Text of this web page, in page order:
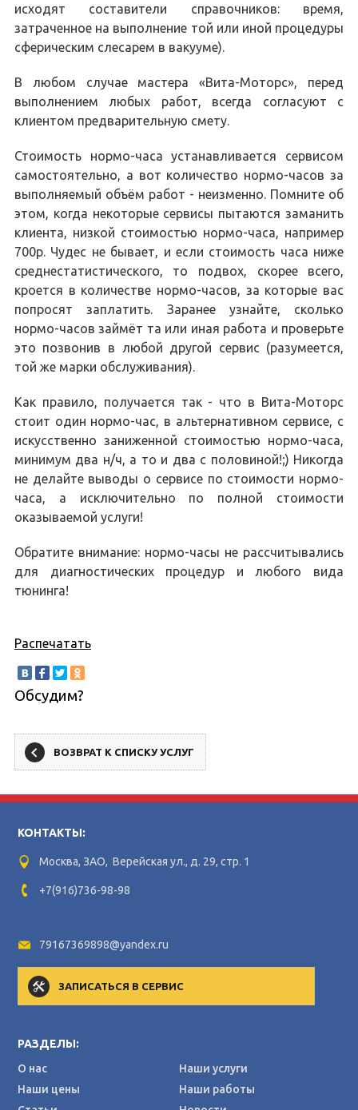
исходят составители справочников: время,
затраченное на выполнение той или иной процедуры
сферическим слесарем в вакууме).
В любом случае мастера «Вита-Моторс», перед
выполнением любых работ, всегда согласуют с
клиентом предварительную смету.
Стоимость нормо-часа устанавливается сервисом
самостоятельно, а вот количество нормо-часов за
выполняемый объём работ - неизменно. Помните об
этом, когда некоторые сервисы пытаются заманить
клиента, низкой стоимостью нормо-часа, например
700р. Чудес не бывает, и если стоимость часа ниже
среднестатистического, то подвох, скорее всего,
кроется в количестве нормо-часов, за которые вас
попросят заплатить. Заранее узнайте, сколько
нормо-часов займёт та или иная работа и проверьте
это позвонив в любой другой сервис (разумеется,
той же марки обслуживания).
Как правило, получается так - что в Вита-Моторс
стоит один нормо-час, в альтернативном сервисе, с
искусственно заниженной стоимостью нормо-часа,
минимум два н/ч, а то и два с половиной!;) Никогда
не делайте выводы о сервисе по стоимости нормо-
часа, а исключительно по полной стоимости
оказываемой услуги!
Обратите внимание: нормо-часы не рассчитывались
для диагностических процедур и любого вида
тюнинга!
Распечатать
Обсудим?
ВОЗВРАТ К СПИСКУ УСЛУГ
КОНТАКТЫ:
Москва, ЗАО, Верейская ул., д. 29, стр. 1
+7(916)736-98-98
79167369898@yandex.ru
ЗАПИСАТЬСЯ В СЕРВИС
РАЗДЕЛЫ:
О нас
Наши услуги
Наши цены
Наши работы